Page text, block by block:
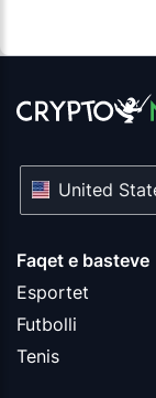
Faqet e basteve
Esportet
Futbolli
Tenis
United